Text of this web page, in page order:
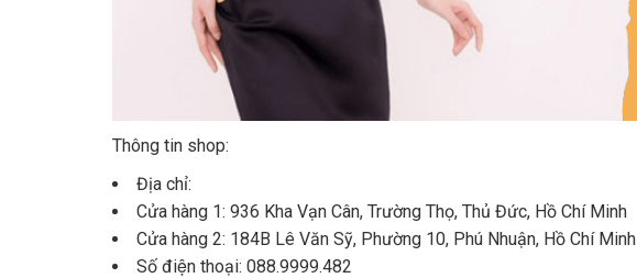
Thông tin shop:
Địa chỉ:
Cửa hàng 1: 936 Kha Vạn Cân, Trường Thọ, Thủ Đức, Hồ Chí Minh
Cửa hàng 2: 184B Lê Văn Sỹ, Phường 10, Phú Nhuận, Hồ Chí Minh
Số điện thoại: 088.9999.482